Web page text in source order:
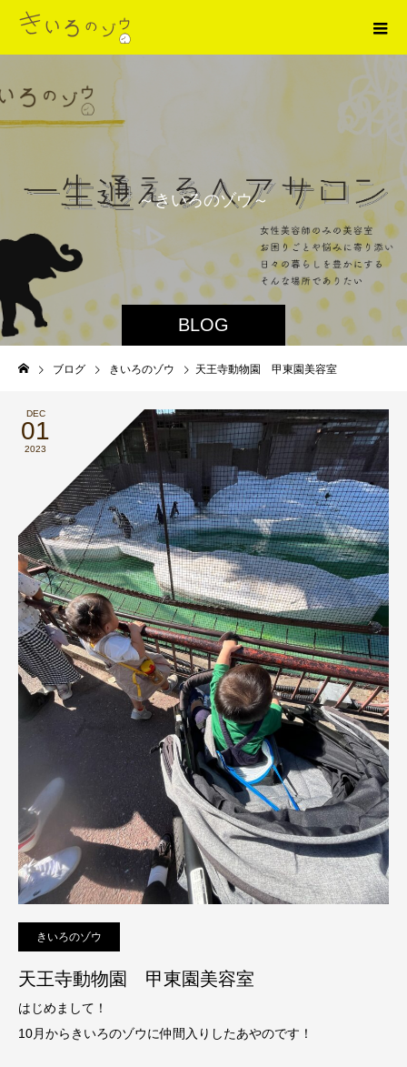
BLOG
～きいろのゾウ～
ブログ きいろのゾウ 天王寺動物園 甲東園美容室
DEC
01
2023
きいろのゾウ
天王寺動物園 甲東園美容室
はじめまして！
10月からきいろのゾウに仲間入りしたあやのです！